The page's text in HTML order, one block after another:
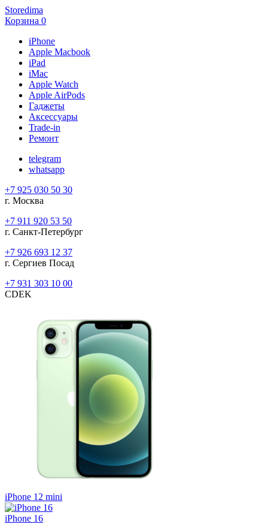
Storedima
Корзина 0
iPhone
Apple Macbook
iPad
iMac
Apple Watch
Apple AirPods
Гаджеты
Аксессуары
Trade-in
Ремонт
telegram
whatsapp
+7 925 030 50 30
г. Москва
+7 911 920 53 50
г. Санкт-Петербург
+7 926 693 12 37
г. Сергиев Посад
+7 931 303 10 00
CDEK
iPhone 12 mini
iPhone 16